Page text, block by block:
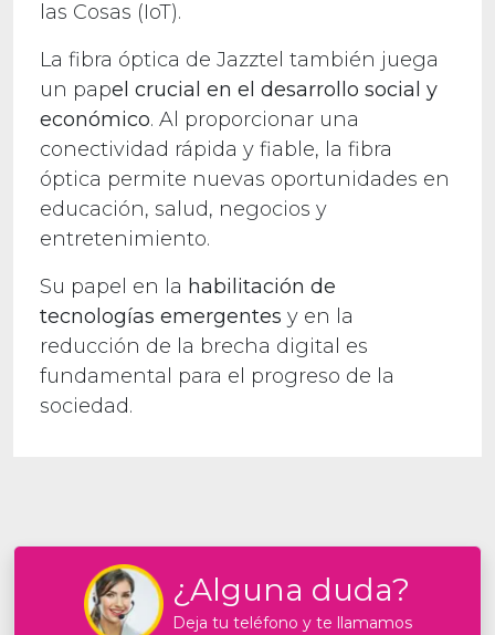
las Cosas (IoT).
La fibra óptica de Jazztel también juega
un papel crucial en el desarrollo social y
económico. Al proporcionar una
conectividad rápida y fiable, la fibra
óptica permite nuevas oportunidades en
educación, salud, negocios y
entretenimiento.
Su papel en la habilitación de
tecnologías emergentes y en la
reducción de la brecha digital es
fundamental para el progreso de la
sociedad.
¿Alguna duda?
Deja tu teléfono y te llamamos